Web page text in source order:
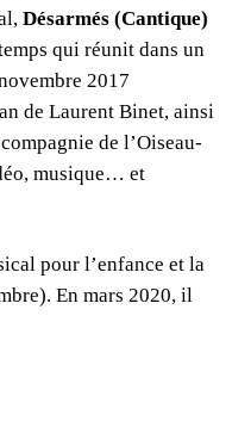
Désarmés (Cantique)
qui réunit dans un
2017
de Laurent Binet, ainsi
de l’Oiseau-
musique… et
pour l’enfance et la
En mars 2020, il